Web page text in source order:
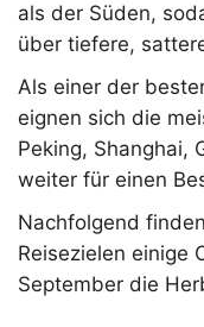
als der Süden,
über tiefere,
Als einer der
eignen sich die
Peking, Shanghai,
weiter für einen
Nachfolgend
Reisezielen einige
September die